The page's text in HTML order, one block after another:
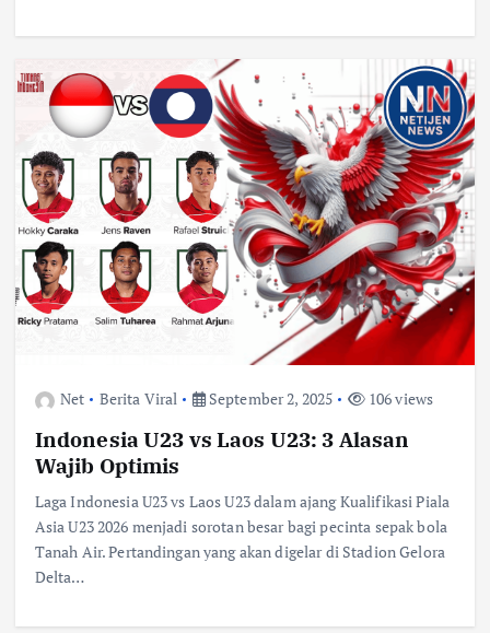
Net Berita Viral September 2, 2025 106 views
Indonesia U23 vs Laos U23: 3 Alasan
Wajib Optimis
Laga Indonesia U23 vs Laos U23 dalam ajang Kualifikasi Piala
Asia U23 2026 menjadi sorotan besar bagi pecinta sepak bola
Tanah Air. Pertandingan yang akan digelar di Stadion Gelora
Delta…